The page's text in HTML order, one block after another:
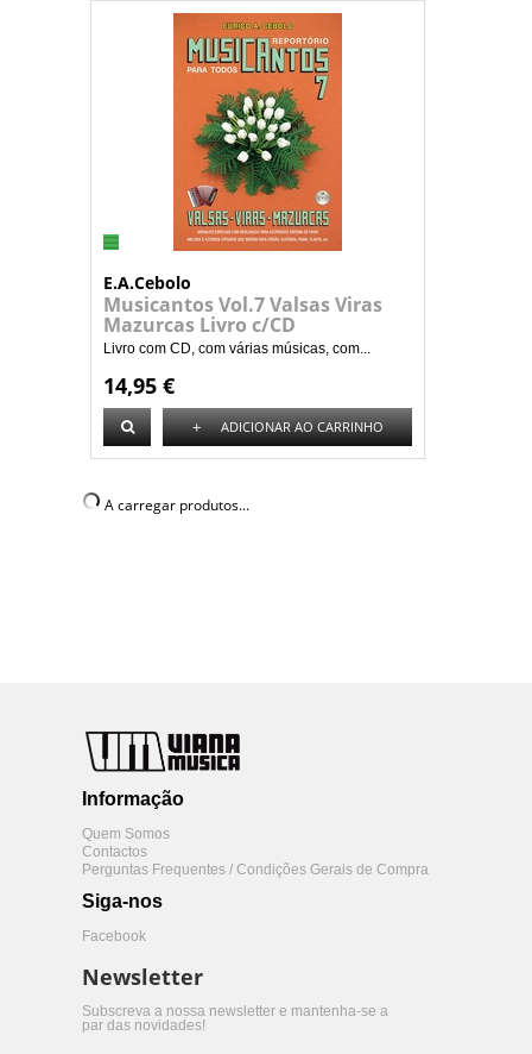
E.A.Cebolo
Musicantos Vol.7 Valsas Viras
Mazurcas Livro c/CD
Livro com CD, com várias músicas, com...
14,95 €
+ ADICIONAR AO CARRINHO
A carregar produtos...
Informação
Quem Somos
Contactos
Perguntas Frequentes / Condições Gerais de Compra
Siga-nos
Facebook
Newsletter
Subscreva a nossa newsletter e mantenha-se a
par das novidades!